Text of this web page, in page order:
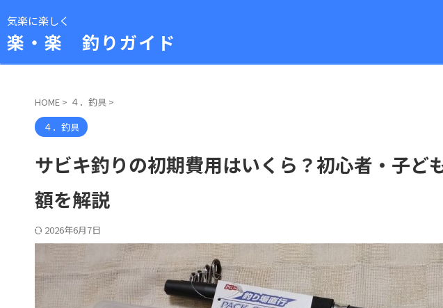
気楽に楽しく
楽・楽 釣りガイド
HOME > ４．釣具 >
４．釣具
サビキ釣りの初期費用はいくら？初心者・子ど
額を解説
2026年6月7日